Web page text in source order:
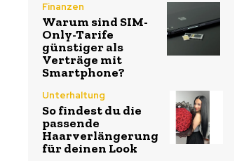
Finanzen
Warum sind SIM-
Only-Tarife
günstiger als
Verträge mit
Smartphone?
Unterhaltung
So findest du die
passende
Haarverlängerung
für deinen Look